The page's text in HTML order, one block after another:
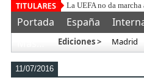
La UEFA no da
Portada España
Ediciones > Madrid
11/07/2016